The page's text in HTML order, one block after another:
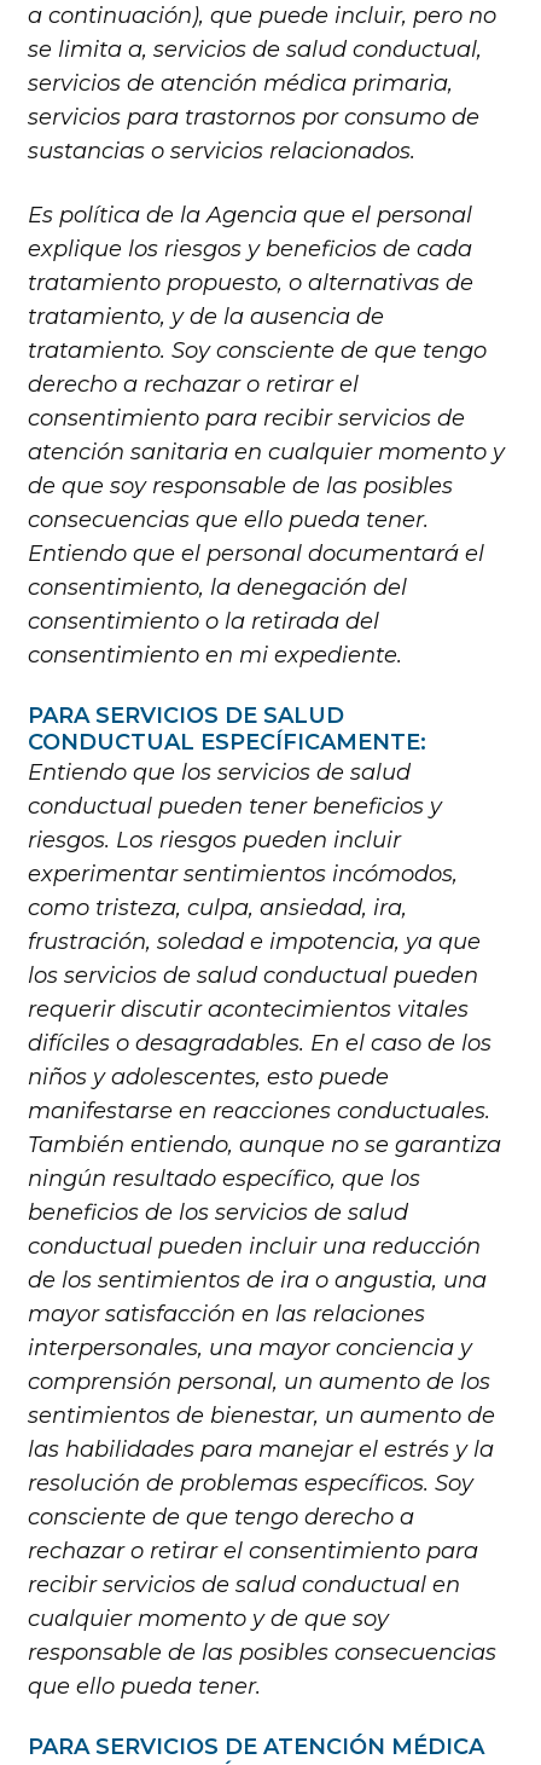
a continuación), que puede incluir, pero no
se limita a, servicios de salud conductual,
servicios de atención médica primaria,
servicios para trastornos por consumo de
sustancias o servicios relacionados.
Es política de la Agencia que el personal
explique los riesgos y beneficios de cada
tratamiento propuesto, o alternativas de
tratamiento, y de la ausencia de
tratamiento. Soy consciente de que tengo
derecho a rechazar o retirar el
consentimiento para recibir servicios de
atención sanitaria en cualquier momento y
de que soy responsable de las posibles
consecuencias que ello pueda tener.
Entiendo que el personal documentará el
consentimiento, la denegación del
consentimiento o la retirada del
consentimiento en mi expediente.
PARA SERVICIOS DE SALUD
CONDUCTUAL ESPECÍFICAMENTE:
Entiendo que los servicios de salud
conductual pueden tener beneficios y
riesgos. Los riesgos pueden incluir
experimentar sentimientos incómodos,
como tristeza, culpa, ansiedad, ira,
frustración, soledad e impotencia, ya que
los servicios de salud conductual pueden
requerir discutir acontecimientos vitales
difíciles o desagradables. En el caso de los
niños y adolescentes, esto puede
manifestarse en reacciones conductuales.
También entiendo, aunque no se garantiza
ningún resultado específico, que los
beneficios de los servicios de salud
conductual pueden incluir una reducción
de los sentimientos de ira o angustia, una
mayor satisfacción en las relaciones
interpersonales, una mayor conciencia y
comprensión personal, un aumento de los
sentimientos de bienestar, un aumento de
las habilidades para manejar el estrés y la
resolución de problemas específicos. Soy
consciente de que tengo derecho a
rechazar o retirar el consentimiento para
recibir servicios de salud conductual en
cualquier momento y de que soy
responsable de las posibles consecuencias
que ello pueda tener.
PARA SERVICIOS DE ATENCIÓN MÉDICA